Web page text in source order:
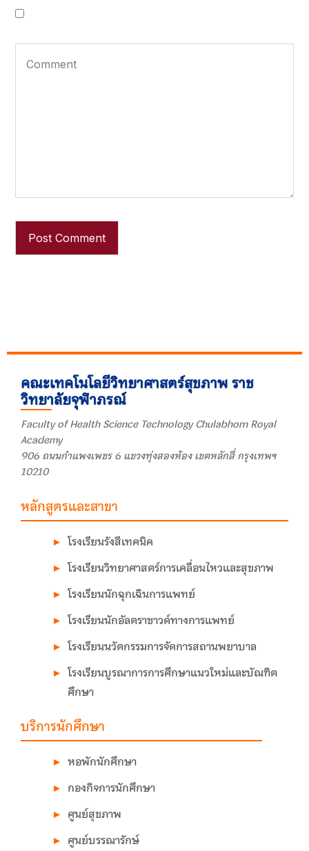
คณะเทคโนโลยีวิทยาศาสตร์สุขภาพ ราช
วิทยาลัยจุฬาภรณ์
Faculty of Health Science Technology Chulabhorn Royal
Academy
906 ถนนกำแพงเพชร 6 แขวงทุ่งสองห้อง เขตหลักสี่ กรุงเทพฯ
10210
หลักสูตรและสาขา
โรงเรียนรังสีเทคนิค
โรงเรียนวิทยาศาสตร์การเคลื่อนไหวและสุขภาพ
โรงเรียนนักฉุกเฉินการแพทย์
โรงเรียนนักอัลตราซาวด์ทางการแพทย์
โรงเรียนนวัตกรรมการจัดการสถานพยาบาล
โรงเรียนบูรณาการการศึกษาแนวใหม่และบัณฑิต
ศึกษา
บริการนักศึกษา
หอพักนักศึกษา
กองกิจการนักศึกษา
ศูนย์สุขภาพ
ศูนย์บรรณารักษ์